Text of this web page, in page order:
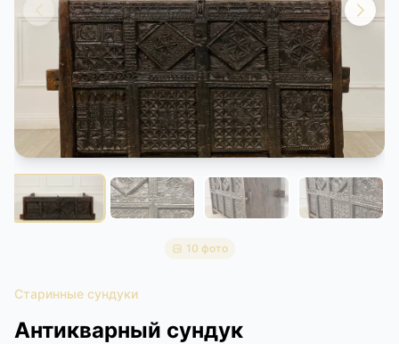
КОНТАКТЫ
ДОСТАВКА И ОПЛАТА
10 фото
Старинные сундуки
Антикварный сундук